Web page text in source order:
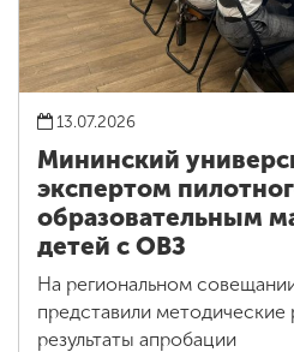
13.07.2026
Мининский
экспертом
образовательным
детей с ОВЗ
На региональном
представили
результаты апробации